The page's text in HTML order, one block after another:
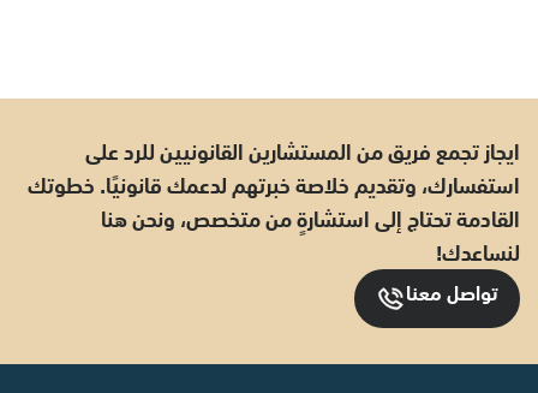
ايجاز تجمع فريق من المستشارين القانونيين للرد على
استفسارك، وتقديم خلاصة خبرتهم لدعمك قانونيًا. خطوتك
القادمة تحتاج إلى استشارةٍ من متخصص، ونحن هنا
لنساعدك!
تواصل معنا